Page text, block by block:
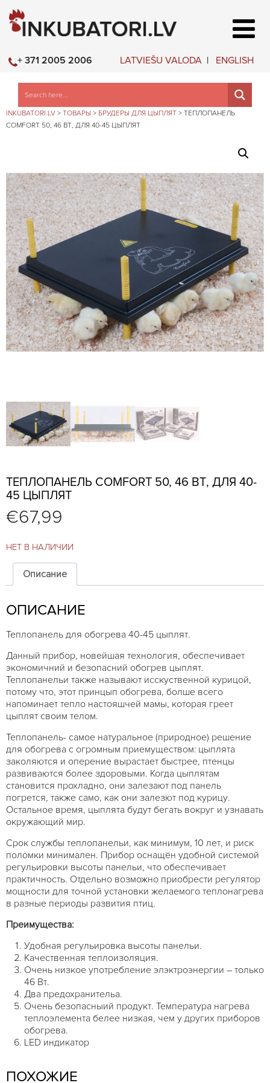
LATVIEŠU VALODA ENGLISH
+ 371 2005 2006
INKUBATORI.LV > ТОВАРЫ > БРУДЕРЫ ДЛЯ ЦЫПЛЯТ > ТЕПЛОПАНЕЛЬ
COMFORT 50, 46 ВТ, ДЛЯ 40-45 ЦЫПЛЯТ
ТЕПЛОПАНЕЛЬ COMFORT 50, 46 ВТ, ДЛЯ 40-
45 ЦЫПЛЯТ
€67,99
НЕТ В НАЛИЧИИ
Описание
ОПИСАНИЕ
Теплопанель для обогрева 40-45 цыплят.
Данный прибор, новейшая технология, обеспечивает
экономичний и безопасний обогрев цыплят.
Теплопанельи также называют исскуственной курицой,
потому что, этот принцып обогрева, болше всего
напоминает тепло настояшчей мамы, которая греет
цыплят своим телом.
Теплопанель- самое натуральное (природное) решение
для обогрева с огромным приемуществом: цыплята
заколяются и оперение вырастает быстрее, птенцы
развиваются бoлее здоровыми. Когда цыплятам
становится прохладно, они залезают под панель
погрется, также само, как они залезют под курицу.
Остальное время, цыплята будут бегать вокруг и узнавать
окружающий мир.
Срок службы теплопанельи, как минимум, 10 лет, и риск
поломки минимален. Прибор оснащён удобной системой
регульировки высоты панельи, что обеспечивает
практичность. Отдельно возможно приобрести регулятор
мощности для точной установки желаемого теплонагрева
в разные периоды развития птиц.
Преимущества:
Удобная регульировка высоты панельи.
Качественная теплоизоляция.
Очень низкое употребление элэктроэнергии – только
46 Вт.
Два предохранительа.
Очень безопасныий продукт. Температура нагрева
теплоэлемента белее низкая, чем у других приборов
обогрева.
LED индикатор
ПОХОЖИЕ